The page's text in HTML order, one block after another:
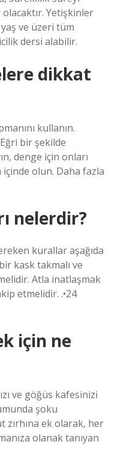
Yetişkinler
ve üzeri tüm
dersi alabilir.
dikkat
kullanın.
Eğri bir şekilde
denge için onları
içinde olun. Daha fazla
nelerdir?
kurallar aşağıda
kask takmalı ve
Atla inatlaşmak
etmelidir. .•24
için ne
ve göğüs kafesinizi
şoku
zırhına ek olarak, her
olanak tanıyan